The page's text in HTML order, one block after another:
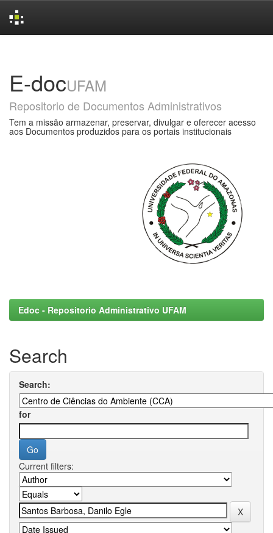
E-docUFAM
Repositorio de Documentos Administrativos
Tem a missão armazenar, preservar, divulgar e oferecer acesso
aos Documentos produzidos para os portais institucionais
Edoc - Repositorio Administrativo UFAM
Search
Search:
for
Current filters: